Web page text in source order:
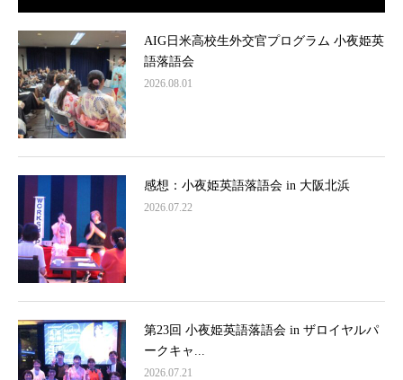
AIG日米高校生外交官プログラム 小夜姫英
語落語会
2026.08.01
感想：小夜姫英語落語会 in 大阪北浜
2026.07.22
第23回 小夜姫英語落語会 in ザロイヤルパ
ークキャ...
2026.07.21